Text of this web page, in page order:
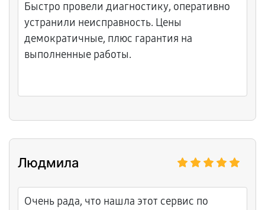
Быстро провели диагностику, оперативно
устранили неисправность. Цены
демократичные, плюс гарантия на
выполненные работы.
Людмила
Очень рада, что нашла этот сервис по